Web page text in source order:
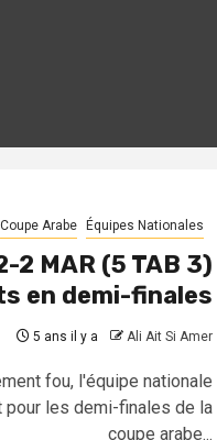
Coupe Arabe Équipes Nationales
2 MAR (5 TAB 3)
en demi-finales
5 ans il y a Ali Ait Si Amer
fou, l'équipe nationale
pour les demi-finales de la
coupe arabe...